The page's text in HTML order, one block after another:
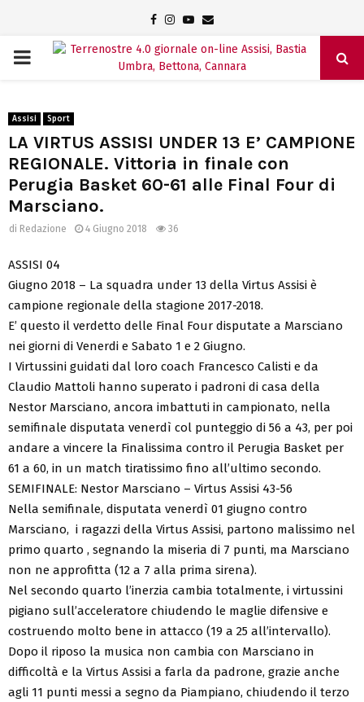
Facebook
Instagram
Youtube
Email
PRIMARY
Assisi Sport
LA VIRTUS ASSISI UNDER 13 E’ CAMPIONE
REGIONALE. Vittoria in finale con
Perugia Basket 60-61 alle Final Four di
Marsciano.
di Redazione 4 Giugno 2018 36
ASSISI 04
Giugno 2018 – La squadra under 13 della Virtus Assisi è
campione regionale della stagione 2017-2018.
E’ questo il verdetto delle Final Four disputate a Marsciano
nei giorni di Venerdi e Sabato 1 e 2 Giugno.
I Virtussini guidati dal loro coach Francesco Calisti e da
Claudio Mattoli hanno superato i padroni di casa della
Nestor Marsciano, ancora imbattuti in campionato, nella
semifinale disputata venerdì col punteggio di 56 a 43, per poi
andare a vincere la Finalissima contro il Perugia Basket per
61 a 60, in un match tiratissimo fino all’ultimo secondo.
SEMIFINALE: Nestor Marsciano – Virtus Assisi 43-56
Nella semifinale, disputata venerdì 01 giugno contro
Marsciano, i ragazzi della Virtus Assisi, partono malissimo nel
primo quarto , segnando la miseria di 7 punti, ma Marsciano
non ne approfitta (12 a 7 alla prima sirena).
Nel secondo quarto l’inerzia cambia totalmente, i virtussini
pigiano sull’acceleratore chiudendo le maglie difensive e
costruendo molto bene in attacco (19 a 25 all’intervallo).
Dopo il riposo la musica non cambia con Marsciano in
difficoltà e la Virtus Assisi a farla da padrone, grazie anche
agli 11 punti messi a segno da Piampiano, chiudendo il terzo